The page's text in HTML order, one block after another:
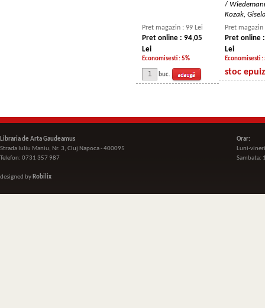
/
Kozak,
Pret magazin : 99 Lei
Pret online : 94,05
Lei
Economisesti : 5%
Pret magazin
Pret online
Lei
Economisesti :
buc. stoc
Libraria de Arta Gaudeamus
Strada Iuliu Maniu, Nr. 3, Cluj Napoca - 400095
Telefon: 0731 357 987
designed byRobilix
Orar:
Luni-
Sambata: